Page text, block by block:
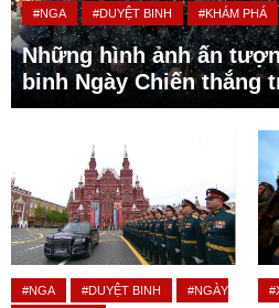
#NGA #DUYỆT BINH #KHÁM PHÁ
Những hình ảnh ấn
binh Ngày Chiến thắng
#NGA #DUYỆT BINH
#NGÀY